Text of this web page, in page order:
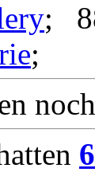
;
;